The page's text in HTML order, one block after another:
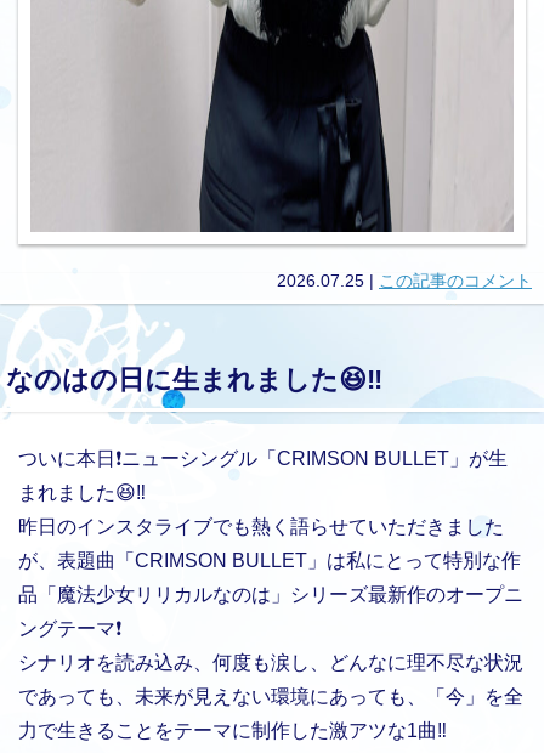
2026.07.25 | この記事のコメント
なのはの日に生まれました😆‼️
ついに本日❗️ニューシングル「CRIMSON BULLET」が生
まれました😆‼️
昨日のインスタライブでも熱く語らせていただきました
が、表題曲「CRIMSON BULLET」は私にとって特別な作
品「魔法少女リリカルなのは」シリーズ最新作のオープニ
ングテーマ❗️
シナリオを読み込み、何度も涙し、どんなに理不尽な状況
であっても、未来が見えない環境にあっても、「今」を全
力で生きることをテーマに制作した激アツな1曲‼️